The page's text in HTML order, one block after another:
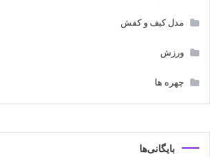
مدل کیف و کفش
ورزش
چهره ها
بایگانی‌ها